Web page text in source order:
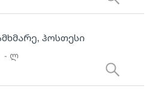
ჰოსთესი
- ლ